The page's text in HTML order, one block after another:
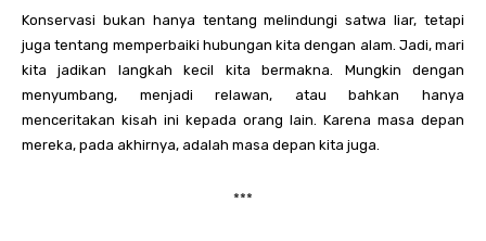
Konservasi bukan hanya tentang melindungi satwa liar, tetapi
juga tentang memperbaiki hubungan kita dengan alam. Jadi, mari
kita jadikan langkah kecil kita bermakna. Mungkin dengan
menyumbang, menjadi relawan, atau bahkan hanya
menceritakan kisah ini kepada orang lain. Karena masa depan
mereka, pada akhirnya, adalah masa depan kita juga.
***